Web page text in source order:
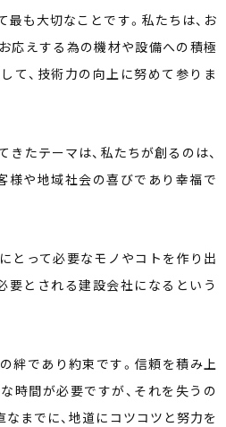
も大切なことです。私たちは、お
応えする為の機材や設備への積極
て、技術力の向上に努めて参りま
たテーマは、私たちが創るのは、
様や地域社会の喜びであり幸福で
とって必要なモノやコトを作り出
要とされる建設会社になるという
絆であり約束です。信頼を積み上
時間が必要ですが、それを失うの
までに、地道にコツコツと努力を